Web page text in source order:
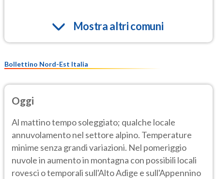
Mostra altri comuni
Bollettino Nord-Est Italia
Oggi
Al mattino tempo soleggiato; qualche locale
annuvolamento nel settore alpino. Temperature
minime senza grandi variazioni. Nel pomeriggio
nuvole in aumento in montagna con possibili locali
rovesci o temporali sull'Alto Adige e sull'Appennino